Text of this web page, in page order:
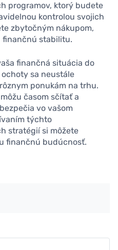
programov, ktorý budete
kontrolou svojich
zbytočným nákupom,
finančnú stabilitu.
finančná situácia do
sa neustále
ponukám na trhu.
časom sčítať a
vo vašom
týchto
stratégií si môžete
finančnú budúcnosť.